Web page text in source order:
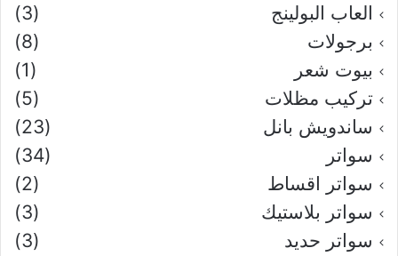
العاب البولينج
(3)
برجولات
(8)
بيوت شعر
(1)
تركيب مظلات
(5)
ساندويش بانل
(23)
سواتر
(34)
سواتر اقساط
(2)
سواتر بلاستيك
(3)
سواتر حديد
(3)